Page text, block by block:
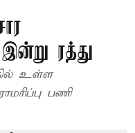
ரத்து
உள்ள
பணி